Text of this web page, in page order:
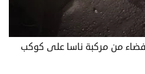
من مركبة ناسا على كوكب